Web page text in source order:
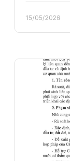
15/05/2026